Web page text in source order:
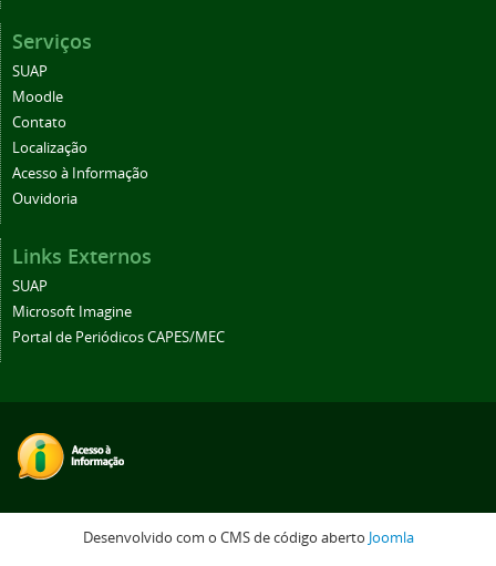
Serviços
SUAP
Moodle
Contato
Localização
Acesso à Informação
Ouvidoria
Links Externos
SUAP
Microsoft Imagine
Portal de Periódicos CAPES/MEC
Desenvolvido com o CMS de código aberto Joomla